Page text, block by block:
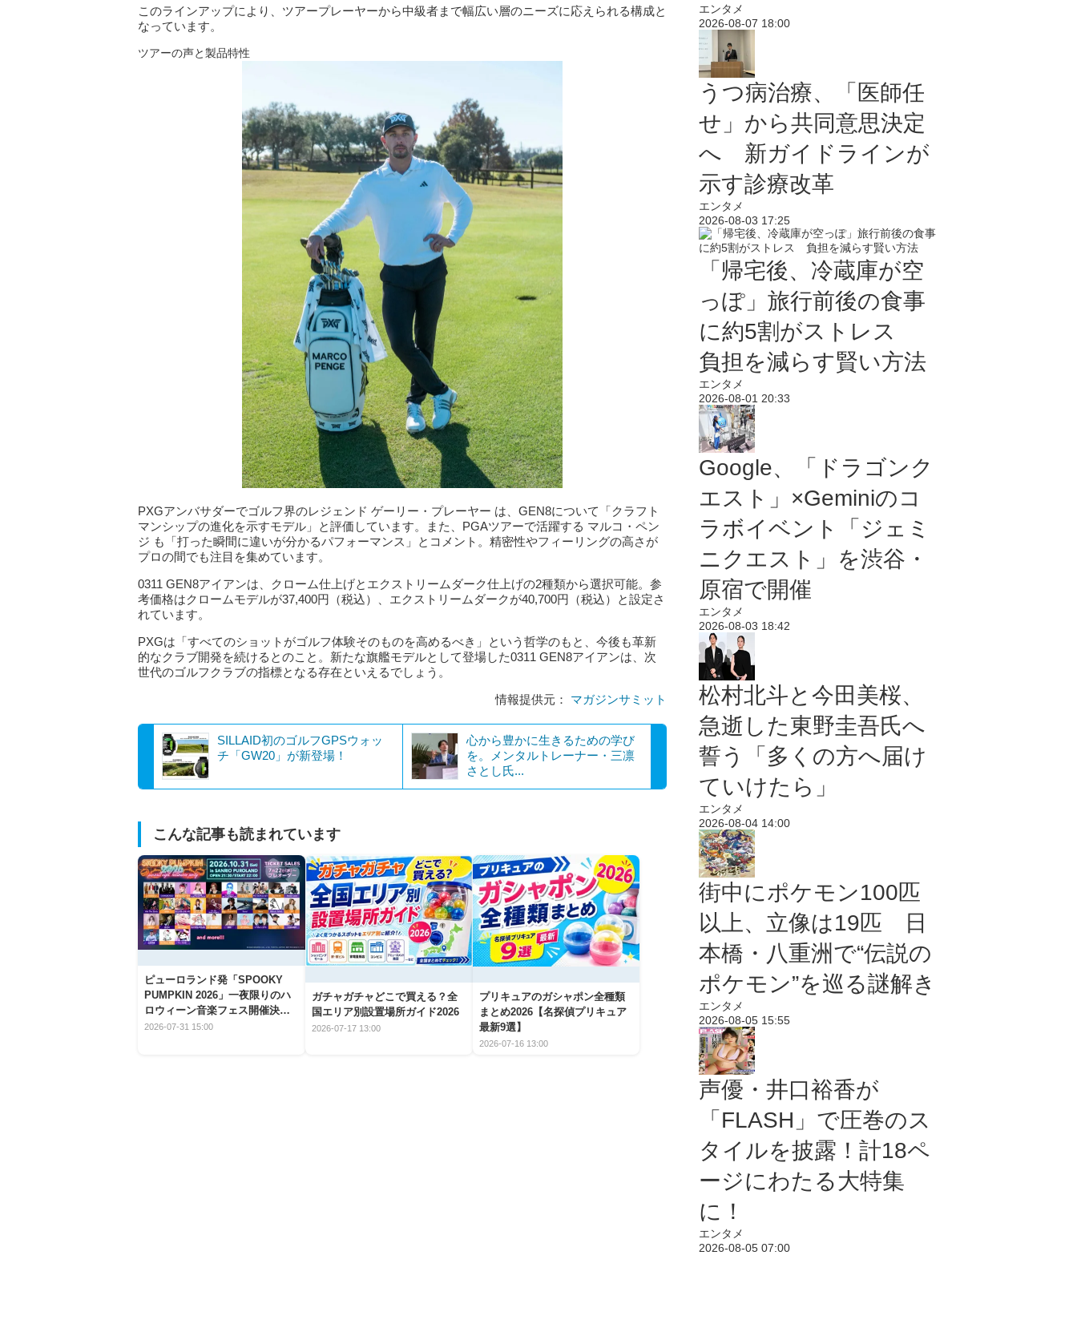
このラインアップにより、ツアープレーヤーから中級者まで幅広い層のニーズに応えられる構成と
なっています。
ツアーの声と製品特性
PXGアンバサダーでゴルフ界のレジェンド ゲーリー・プレーヤー は、GEN8について「クラフト
マンシップの進化を示すモデル」と評価しています。また、PGAツアーで活躍する マルコ・ペン
ジ も「打った瞬間に違いが分かるパフォーマンス」とコメント。精密性やフィーリングの高さが
プロの間でも注目を集めています。
0311 GEN8アイアンは、クローム仕上げとエクストリームダーク仕上げの2種類から選択可能。参
考価格はクロームモデルが37,400円（税込）、エクストリームダークが40,700円（税込）と設定さ
れています。
PXGは「すべてのショットがゴルフ体験そのものを高めるべき」という哲学のもと、今後も革新
的なクラブ開発を続けるとのこと。新たな旗艦モデルとして登場した0311 GEN8アイアンは、次
世代のゴルフクラブの指標となる存在といえるでしょう。
情報提供元： マガジンサミット
SILLAID初のゴルフGPSウォッ
チ「GW20」が新登場！
​​心から豊かに生きるための学び
を。メンタルトレーナー・三凛
さとし氏...
こんな記事も読まれています
ピューロランド発「SPOOKY
PUMPKIN 2026」一夜限りのハ
ロウィーン音楽フェス開催決
定！
2026-07-31 15:00
ガチャガチャどこで買える？全
国エリア別設置場所ガイド2026
2026-07-17 13:00
プリキュアのガシャポン全種類
まとめ2026【名探偵プリキュア
最新9選】
2026-07-16 13:00
エンタメ
2026-08-07 18:00
うつ病治療、「医師任
せ」から共同意思決定
へ 新ガイドラインが
示す診療改革
エンタメ
2026-08-03 17:25
「帰宅後、冷蔵庫が空
っぽ」旅行前後の食事
に約5割がストレス
負担を減らす賢い方法
エンタメ
2026-08-01 20:33
Google、「ドラゴンク
エスト」×Geminiのコ
ラボイベント「ジェミ
ニクエスト」を渋谷・
原宿で開催
エンタメ
2026-08-03 18:42
松村北斗と今田美桜、
急逝した東野圭吾氏へ
誓う「多くの方へ届け
ていけたら」
エンタメ
2026-08-04 14:00
街中にポケモン100匹
以上、立像は19匹 日
本橋・八重洲で“伝説の
ポケモン”を巡る謎解き
エンタメ
2026-08-05 15:55
声優・井口裕香が
「FLASH」で圧巻のス
タイルを披露！計18ペ
ージにわたる大特集
に！
エンタメ
2026-08-05 07:00